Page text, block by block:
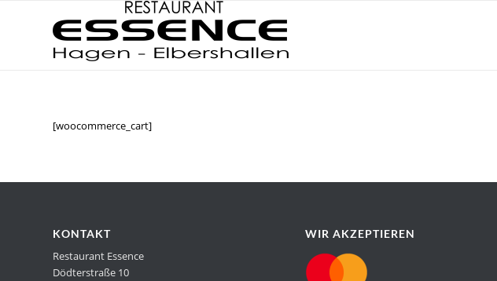
[woocommerce_cart]
KONTAKT
Restaurant Essence
Dödterstraße 10
WIR AKZEPTIEREN